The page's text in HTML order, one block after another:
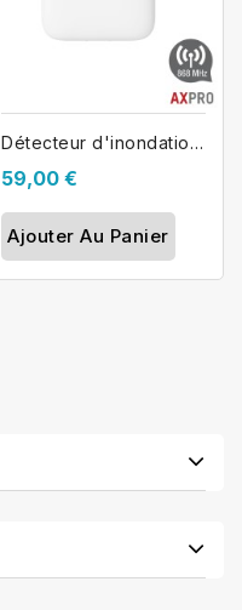
Détecteur d'inondation sans fil...
59,00 €
Ajouter Au Panier